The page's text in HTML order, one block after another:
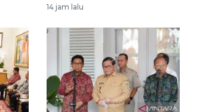
14 jam lalu
Vaksin HPV untuk siswa laki-
laki